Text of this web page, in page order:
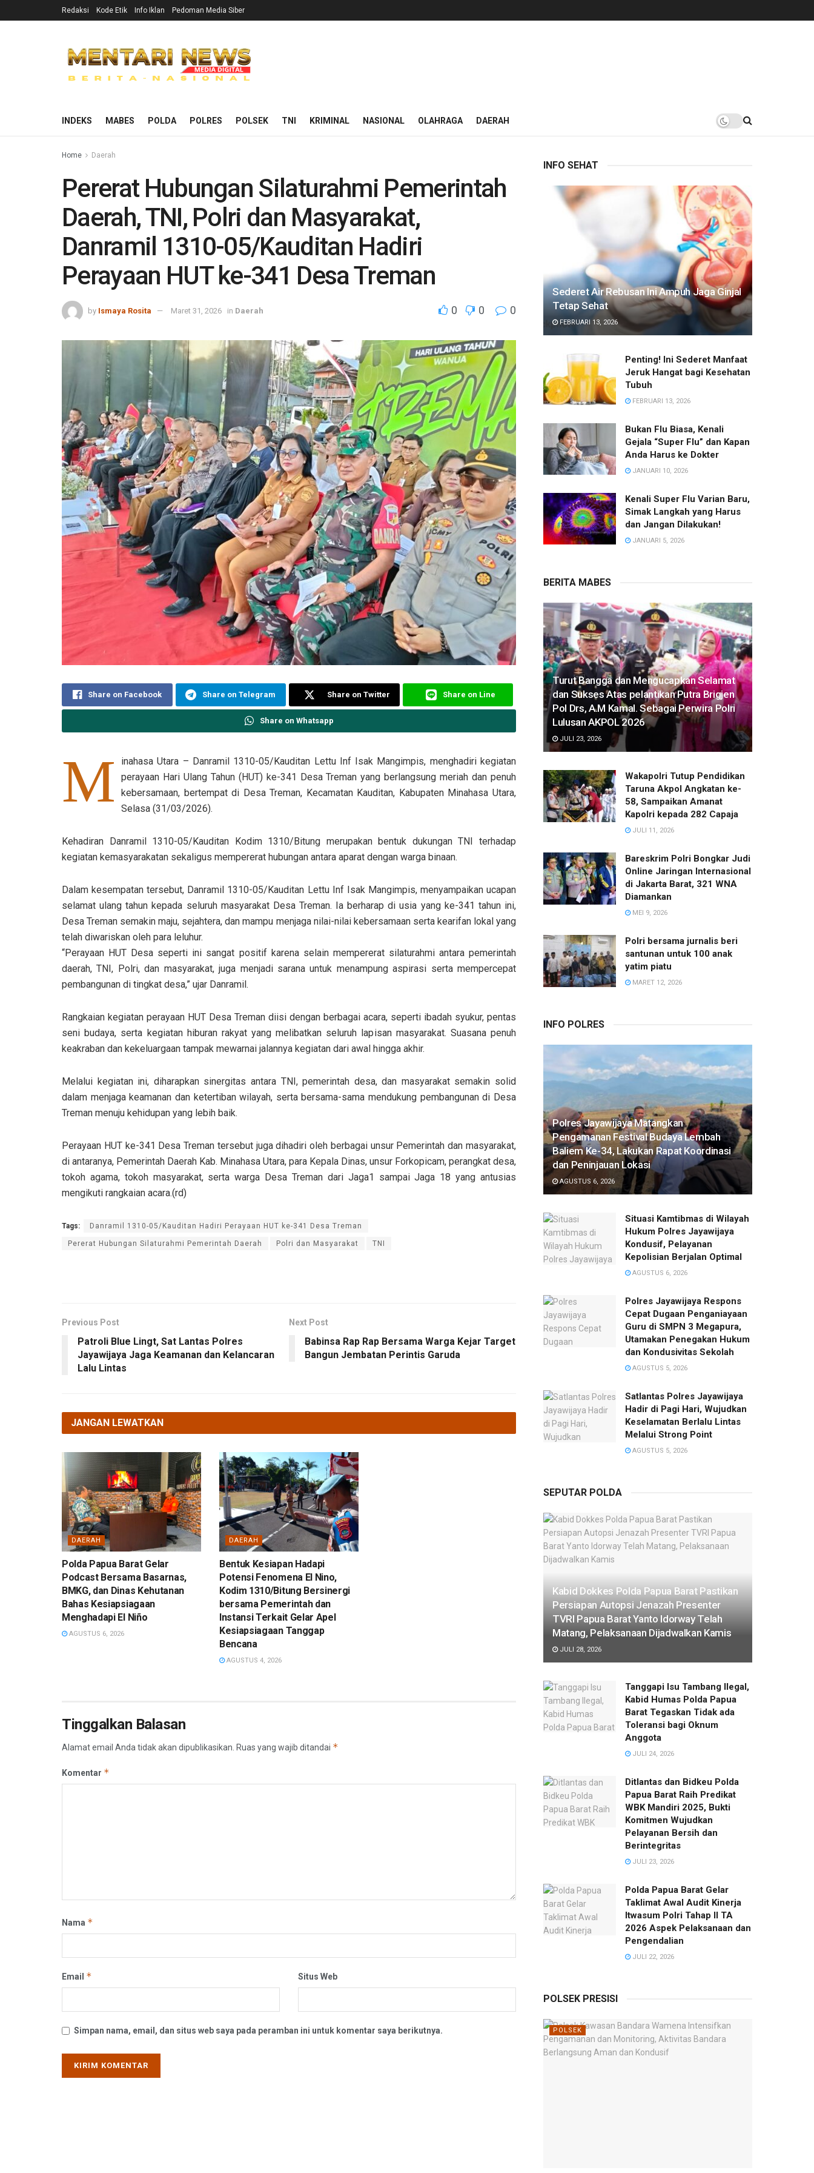
Redaksi Kode Etik Info Iklan Pedoman Media Siber
INDEKS MABES POLDA POLRES POLSEK TNI KRIMINAL NASIONAL OLAHRAGA DAERAH
Home Daerah
Pererat Hubungan Silaturahmi Pemerintah
Daerah, TNI, Polri dan Masyarakat,
Danramil 1310-05/Kauditan Hadiri
Perayaan HUT ke-341 Desa Treman
by Ismaya Rosita Maret 31, 2026 in Daerah 0 0 0
Share on Facebook Share on Telegram Share on Twitter Share on Line
Share on Whatsapp
M
inahasa Utara – Danramil 1310-05/Kauditan Lettu Inf Isak Mangimpis, menghadiri kegiatan
perayaan Hari Ulang Tahun (HUT) ke-341 Desa Treman yang berlangsung meriah dan penuh
kebersamaan, bertempat di Desa Treman, Kecamatan Kauditan, Kabupaten Minahasa Utara,
Selasa (31/03/2026).
Kehadiran Danramil 1310-05/Kauditan Kodim 1310/Bitung merupakan bentuk dukungan TNI terhadap
kegiatan kemasyarakatan sekaligus mempererat hubungan antara aparat dengan warga binaan.
Dalam kesempatan tersebut, Danramil 1310-05/Kauditan Lettu Inf Isak Mangimpis, menyampaikan ucapan
selamat ulang tahun kepada seluruh masyarakat Desa Treman. Ia berharap di usia yang ke-341 tahun ini,
Desa Treman semakin maju, sejahtera, dan mampu menjaga nilai-nilai kebersamaan serta kearifan lokal yang
telah diwariskan oleh para leluhur.
“Perayaan HUT Desa seperti ini sangat positif karena selain mempererat silaturahmi antara pemerintah
daerah, TNI, Polri, dan masyarakat, juga menjadi sarana untuk menampung aspirasi serta mempercepat
pembangunan di tingkat desa,” ujar Danramil.
Rangkaian kegiatan perayaan HUT Desa Treman diisi dengan berbagai acara, seperti ibadah syukur, pentas
seni budaya, serta kegiatan hiburan rakyat yang melibatkan seluruh lapisan masyarakat. Suasana penuh
keakraban dan kekeluargaan tampak mewarnai jalannya kegiatan dari awal hingga akhir.
Melalui kegiatan ini, diharapkan sinergitas antara TNI, pemerintah desa, dan masyarakat semakin solid
dalam menjaga keamanan dan ketertiban wilayah, serta bersama-sama mendukung pembangunan di Desa
Treman menuju kehidupan yang lebih baik.
Perayaan HUT ke-341 Desa Treman tersebut juga dihadiri oleh berbagai unsur Pemerintah dan masyarakat,
di antaranya, Pemerintah Daerah Kab. Minahasa Utara, para Kepala Dinas, unsur Forkopicam, perangkat desa,
tokoh agama, tokoh masyarakat, serta warga Desa Treman dari Jaga1 sampai Jaga 18 yang antusias
mengikuti rangkaian acara.(rd)
Tags: Danramil 1310-05/Kauditan Hadiri Perayaan HUT ke-341 Desa Treman
Pererat Hubungan Silaturahmi Pemerintah Daerah Polri dan Masyarakat TNI
Previous Post
Patroli Blue Lingt, Sat Lantas Polres
Jayawijaya Jaga Keamanan dan Kelancaran
Lalu Lintas
Next Post
Babinsa Rap Rap Bersama Warga Kejar Target
Bangun Jembatan Perintis Garuda
JANGAN LEWATKAN
DAERAH
Polda Papua Barat Gelar
Podcast Bersama Basarnas,
BMKG, dan Dinas Kehutanan
Bahas Kesiapsiagaan
Menghadapi El Niño
AGUSTUS 6, 2026
DAERAH
Bentuk Kesiapan Hadapi
Potensi Fenomena El Nino,
Kodim 1310/Bitung Bersinergi
bersama Pemerintah dan
Instansi Terkait Gelar Apel
Kesiapsiagaan Tanggap
Bencana
AGUSTUS 4, 2026
Tinggalkan Balasan
Alamat email Anda tidak akan dipublikasikan. Ruas yang wajib ditandai *
Komentar *
Nama *
Email * Situs Web
Simpan nama, email, dan situs web saya pada peramban ini untuk komentar saya berikutnya.
INFO SEHAT
Sederet Air Rebusan Ini Ampuh Jaga Ginjal
Tetap Sehat
FEBRUARI 13, 2026
Penting! Ini Sederet Manfaat
Jeruk Hangat bagi Kesehatan
Tubuh
FEBRUARI 13, 2026
Bukan Flu Biasa, Kenali
Gejala “Super Flu” dan Kapan
Anda Harus ke Dokter
JANUARI 10, 2026
Kenali Super Flu Varian Baru,
Simak Langkah yang Harus
dan Jangan Dilakukan!
JANUARI 5, 2026
BERITA MABES
Turut Bangga dan Mengucapkan Selamat
dan Sukses Atas pelantikan Putra Brigjen
Pol Drs, A.M Kamal. Sebagai Perwira Polri
Lulusan AKPOL 2026
JULI 23, 2026
Wakapolri Tutup Pendidikan
Taruna Akpol Angkatan ke-
58, Sampaikan Amanat
Kapolri kepada 282 Capaja
JULI 11, 2026
Bareskrim Polri Bongkar Judi
Online Jaringan Internasional
di Jakarta Barat, 321 WNA
Diamankan
MEI 9, 2026
Polri bersama jurnalis beri
santunan untuk 100 anak
yatim piatu
MARET 12, 2026
INFO POLRES
Polres Jayawijaya Matangkan
Pengamanan Festival Budaya Lembah
Baliem Ke-34, Lakukan Rapat Koordinasi
dan Peninjauan Lokasi
AGUSTUS 6, 2026
Situasi Kamtibmas di Wilayah
Hukum Polres Jayawijaya
Kondusif, Pelayanan
Kepolisian Berjalan Optimal
AGUSTUS 6, 2026
Polres Jayawijaya Respons
Cepat Dugaan Penganiayaan
Guru di SMPN 3 Megapura,
Utamakan Penegakan Hukum
dan Kondusivitas Sekolah
AGUSTUS 5, 2026
Satlantas Polres Jayawijaya
Hadir di Pagi Hari, Wujudkan
Keselamatan Berlalu Lintas
Melalui Strong Point
AGUSTUS 5, 2026
SEPUTAR POLDA
Kabid Dokkes Polda Papua Barat Pastikan
Persiapan Autopsi Jenazah Presenter
TVRI Papua Barat Yanto Idorway Telah
Matang, Pelaksanaan Dijadwalkan Kamis
JULI 28, 2026
Tanggapi Isu Tambang Ilegal,
Kabid Humas Polda Papua
Barat Tegaskan Tidak ada
Toleransi bagi Oknum
Anggota
JULI 24, 2026
Ditlantas dan Bidkeu Polda
Papua Barat Raih Predikat
WBK Mandiri 2025, Bukti
Komitmen Wujudkan
Pelayanan Bersih dan
Berintegritas
JULI 23, 2026
Polda Papua Barat Gelar
Taklimat Awal Audit Kinerja
Itwasum Polri Tahap II TA
2026 Aspek Pelaksanaan dan
Pengendalian
JULI 22, 2026
POLSEK PRESISI
POLSEK